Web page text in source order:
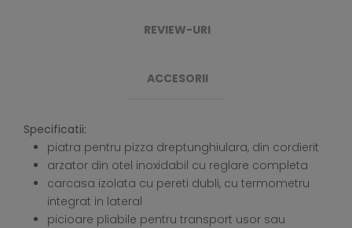
REVIEW-URI
ACCESORII
Specificatii:
piatra pentru pizza dreptunghiulara, din cordierit
arzator din otel inoxidabil cu reglare completa
carcasa izolata cu pereti dubli, cu termometru
integrat in lateral
picioare pliabile pentru transport usor sau